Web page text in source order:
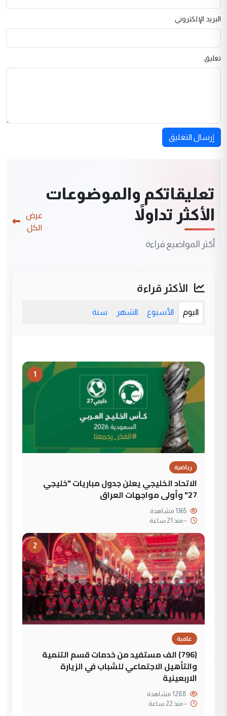
البريد الإلكتروني
تعليق
إرسال التعليق
تعليقاتكم والموضوعات
الأكثر تداولاً
أكثر المواضيع قراءة
عرض
الكل
الأكثر قراءة
اليوم الأسبوع الشهر سنة
1
رياضية
الاتحاد الخليجي يعلن جدول مباريات "خليجي
27" وأولى مواجهات العراق
--منذ 21 ساعة
2
علمية
(796) الف مستفيد من خدمات قسم التنمية
والتأهيل الاجتماعي للشباب في الزيارة
الاربعينية
--منذ 22 ساعة